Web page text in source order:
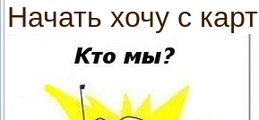
Начать хочу с